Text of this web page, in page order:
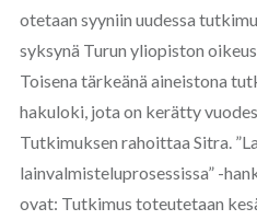
otetaan syyniin uudessa
syksynä Turun yliopiston
Toisena tärkeänä aineistona
hakuloki, jota on kerätty
Tutkimuksen rahoittaa Sitra.
lainvalmisteluprosessissa” -
ovat: Tutkimus toteutetaan